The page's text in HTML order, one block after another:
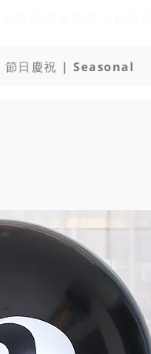
節日慶祝 | Seasonal